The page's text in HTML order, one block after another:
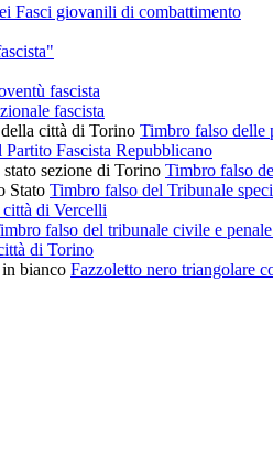
Fasci giovanili di combattimento
fascista
fascista
Timbro falso delle
Fascista Repubblicano
Timbro falso
Timbro falso del Tribunale
di Vercelli
falso del tribunale civile e
di Torino
Fazzoletto nero triangolare